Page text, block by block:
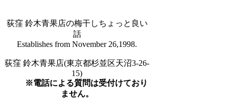
荻窪 鈴木青果店の梅干しちょっと良い
話
Establishes from November 26,1998.
荻窪 鈴木青果店(東京都杉並区天沼3-26-
15)
※電話による質問は受付けており
ません。